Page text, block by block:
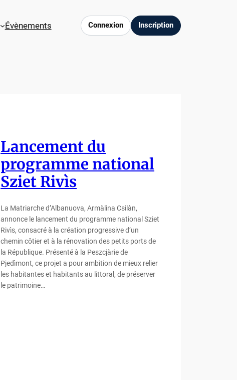
Évènements Connexion Inscription
Lancement du
programme national
Sziet Rivìs
La Matriarche d’Albanuova, Armàlina Csilàn,
annonce le lancement du programme national Sziet
Rivìs, consacré à la création progressive d’un
chemin côtier et à la rénovation des petits ports de
la République. Présenté à la Peszcjàrie de
Pjedìmont, ce projet a pour ambition de mieux relier
les habitantes et habitants au littoral, de préserver
le patrimoine…